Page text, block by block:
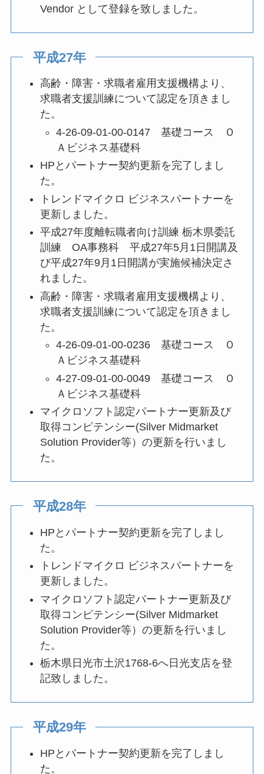
Vendor として登録を致しました。
平成27年
高齢・障害・求職者雇用支援機構より、
求職者支援訓練について認定を頂きまし
た。
4-26-09-01-00-0147 基礎コース Ｏ
Ａビジネス基礎科
HPとパートナー契約更新を完了しまし
た。
トレンドマイクロ ビジネスパートナーを
更新しました。
平成27年度離転職者向け訓練 栃木県委託
訓練 OA事務科 平成27年5月1日開講及
び平成27年9月1日開講が実施候補決定さ
れました。
高齢・障害・求職者雇用支援機構より、
求職者支援訓練について認定を頂きまし
た。
4-26-09-01-00-0236 基礎コース Ｏ
Ａビジネス基礎科
4-27-09-01-00-0049 基礎コース Ｏ
Ａビジネス基礎科
マイクロソフト認定パートナー更新及び
取得コンピテンシー(Silver Midmarket
Solution Provider等）の更新を行いまし
た。
平成28年
HPとパートナー契約更新を完了しまし
た。
トレンドマイクロ ビジネスパートナーを
更新しました。
マイクロソフト認定パートナー更新及び
取得コンピテンシー(Silver Midmarket
Solution Provider等）の更新を行いまし
た。
栃木県日光市土沢1768-6へ日光支店を登
記致しました。
平成29年
HPとパートナー契約更新を完了しまし
た。